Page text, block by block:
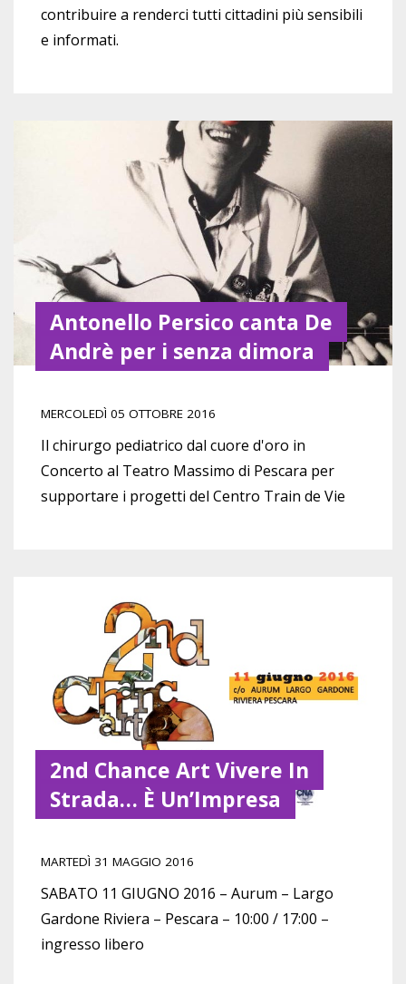
contribuire a renderci tutti cittadini più sensibili
e informati.
Antonello Persico canta De
Andrè per i senza dimora
MERCOLEDÌ 05 OTTOBRE 2016
Il chirurgo pediatrico dal cuore d'oro in
Concerto al Teatro Massimo di Pescara per
supportare i progetti del Centro Train de Vie
2nd Chance Art Vivere In
Strada… È Un’Impresa
MARTEDÌ 31 MAGGIO 2016
SABATO 11 GIUGNO 2016 – Aurum – Largo
Gardone Riviera – Pescara – 10:00 / 17:00 –
ingresso libero